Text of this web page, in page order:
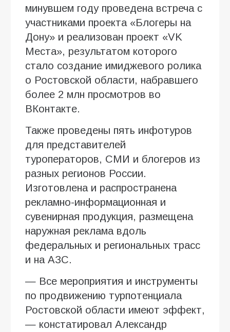
минувшем году проведена встреча с
участниками проекта «Блогеры на
Дону» и реализован проект «VK
Места», результатом которого
стало создание имиджевого ролика
о Ростовской области, набравшего
более 2 млн просмотров во
ВКонтакте.
Также проведены пять инфотуров
для представителей
туроператоров, СМИ и блогеров из
разных регионов России.
Изготовлена и распространена
рекламно-информационная и
сувенирная продукция, размещена
наружная реклама вдоль
федеральных и региональных трасс
и на АЗС.
— Все мероприятия и инструменты
по продвижению турпотенциала
Ростовской области имеют эффект,
— констатировал Александр